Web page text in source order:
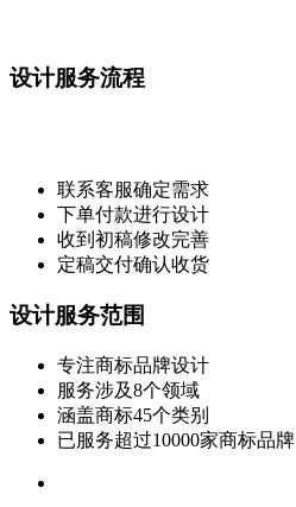
设计服务流程
联系客服确定需求
下单付款进行设计
收到初稿修改完善
定稿交付确认收货
设计服务范围
专注商标品牌设计
服务涉及8个领域
涵盖商标45个类别
已服务超过10000家商标品牌